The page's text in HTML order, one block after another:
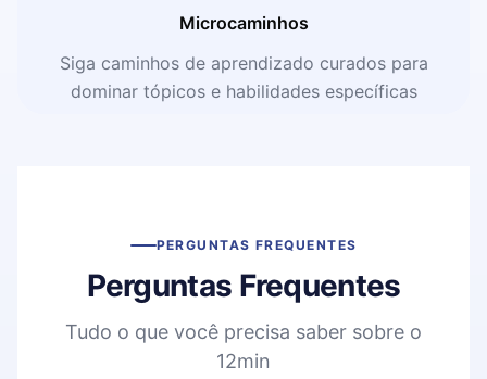
Microcaminhos
Siga caminhos de aprendizado curados para
dominar tópicos e habilidades específicas
PERGUNTAS FREQUENTES
Perguntas Frequentes
Tudo o que você precisa saber sobre o
12min